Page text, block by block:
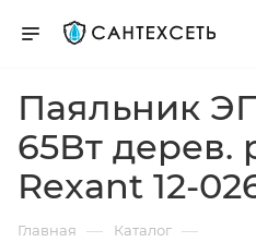
Паяльник
65Вт дерев.
Rexant 12-
Главная — Каталог —